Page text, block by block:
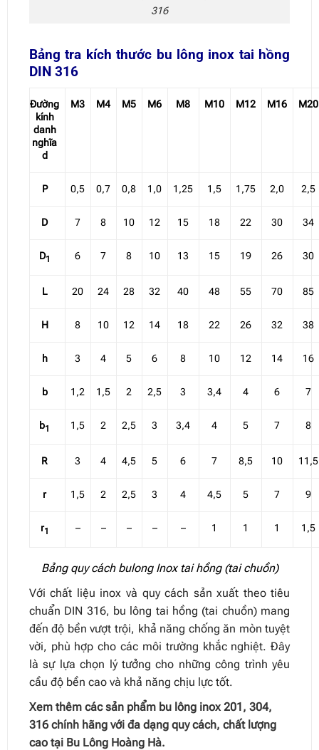
316
Bảng tra kích thước bu lông inox tai hồng
DIN 316
Đường
kính
danh
nghĩa
d
M3 M4 M5 M6 M8 M10 M12 M16 M20
P 0,5 0,7 0,8 1,0 1,25 1,5 1,75 2,0 2,5
D 7 8 10 12 15 18 22 30 34
D1 6 7 8 10 13 15 19 26 30
L 20 24 28 32 40 48 55 70 85
H 8 10 12 14 18 22 26 32 38
h 3 4 5 6 8 10 12 14 16
b 1,2 1,5 2 2,5 3 3,4 4 6 7
b1 1,5 2 2,5 3 3,4 4 5 7 8
R 3 4 4,5 5 6 7 8,5 10 11,5
r 1,5 2 2,5 3 4 4,5 5 7 9
r1 – – – – – 1 1 1 1,5
Bảng quy cách bulong Inox tai hồng (tai chuồn)
Với chất liệu inox và quy cách sản xuất theo tiêu
chuẩn DIN 316, bu lông tai hồng (tai chuồn) mang
đến độ bền vượt trội, khả năng chống ăn mòn tuyệt
vời, phù hợp cho các môi trường khắc nghiệt. Đây
là sự lựa chọn lý tưởng cho những công trình yêu
cầu độ bền cao và khả năng chịu lực tốt.
Xem thêm các sản phẩm bu lông inox 201, 304,
316 chính hãng với đa dạng quy cách, chất lượng
cao tại Bu Lông Hoàng Hà.